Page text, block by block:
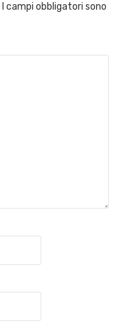
I campi obbligatori sono